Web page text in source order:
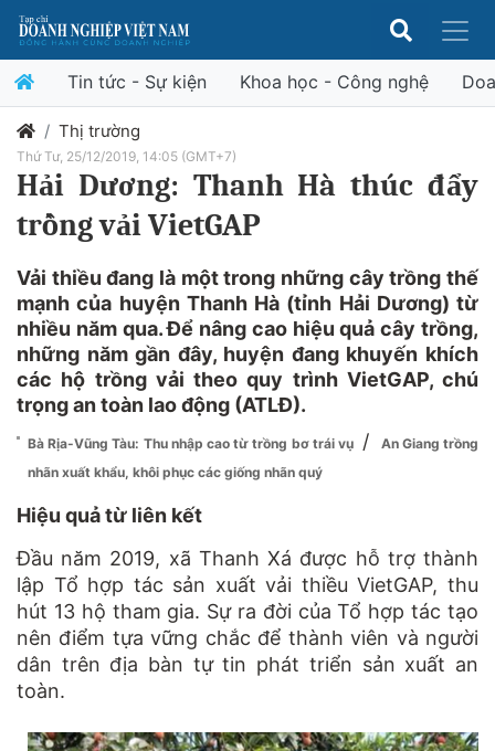
Tin tức - Sự kiện Khoa học - Công nghệ
Thị trường
Thứ Tư, 25/12/2019, 14:05 (GMT+7)
Hải Dương: Thanh Hà thúc đẩy
trồng vải VietGAP
Vải thiều đang là một trong những cây trồng thế
mạnh của huyện Thanh Hà (tỉnh Hải Dương) từ
nhiều năm qua. Để nâng cao hiệu quả cây trồng,
những năm gần đây, huyện đang khuyến khích
các hộ trồng vải theo quy trình VietGAP, chú
trọng an toàn lao động (ATLĐ).
Bà Rịa-Vũng Tàu: Thu nhập cao từ trồng bơ trái vụ /
An Giang trồng
nhãn xuất khẩu, khôi phục các giống nhãn quý
Hiệu quả từ liên kết
Đầu năm 2019, xã Thanh Xá được hỗ trợ thành
lập Tổ hợp tác sản xuất vải thiều VietGAP, thu
hút 13 hộ tham gia. Sự ra đời của Tổ hợp tác tạo
nên điểm tựa vững chắc để thành viên và người
dân trên địa bàn tự tin phát triển sản xuất an
toàn.